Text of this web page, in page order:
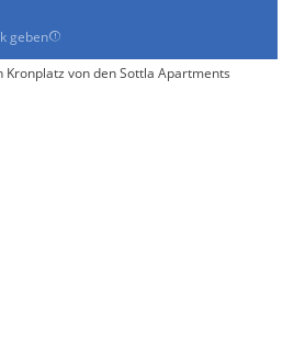
geben
von den Sottla Apartments